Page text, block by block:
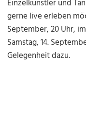
Einzelkünstler und
gerne live erleben
September, 20 Uhr,
Samstag, 14.
Gelegenheit dazu.